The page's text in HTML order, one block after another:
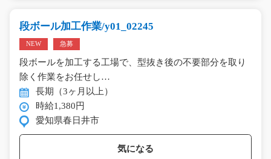
段ボール加工作業/y01_02245
NEW 急募
段ボールを加工する工場で、型抜き後の不要部分を取り
除く作業をお任せし…
長期（3ヶ月以上）
時給1,380円
愛知県春日井市
気になる